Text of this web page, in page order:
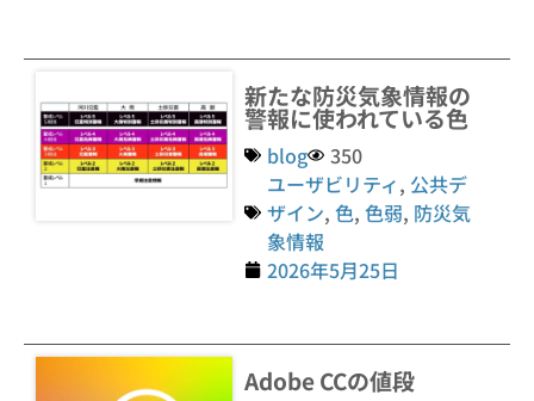
新たな防災気象情報の
警報に使われている色
blog
350
ユーザビリティ, 公共デ
ザイン,色,色弱, 防災気
象情報
2026年5月25日
Adobe CCの値段